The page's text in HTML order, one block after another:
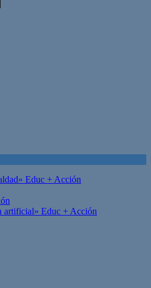
Educ + Acción
artificial» Educ + Acción